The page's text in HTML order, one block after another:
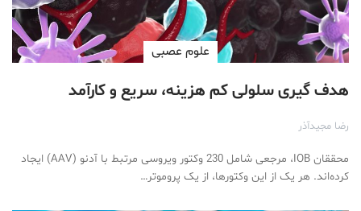
علوم عصبی
هدف گیری سلولی کم هزینه، سریع و کارآمد
رضا مجیدآذر
محققان IOB، مرجعی شامل 230 وکتور ویروسی مرتبط با آدنو (AAV) ایجاد
کرده‌اند. هر یک از این وکتورها، از یک پروموتر…